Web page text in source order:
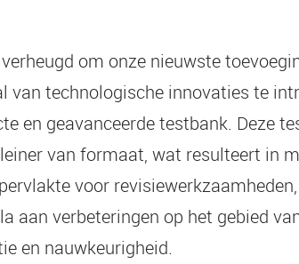
om onze nieuwste
van technologische innovaties te
en geavanceerde testbank. Deze
van formaat, wat resulteert in
voor
aan verbeteringen op het gebied
en nauwkeurigheid.